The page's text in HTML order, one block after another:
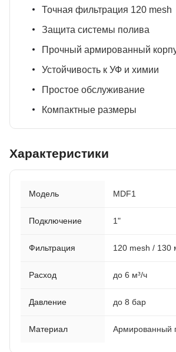
Точная фильтрация 120 mesh
Защита системы полива
Прочный армированный
Устойчивость к УФ и химии
Простое обслуживание
Компактные размеры
Характеристики
Модель MDF1
Подключение 1"
Фильтрация 120 mesh / 130
Расход до 6 м³/ч
Давление до 8 бар
Материал Армированный